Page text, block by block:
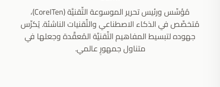
مُؤسِّس ورئيس تحرير الموسوعة التِّقنيَّة (CoreITen)،
مُتخصِّص في الذكاء الاصطناعي والتِّقنيات الناشئة. يُكرِّس
جهوده لتبسيط المفاهيم التِّقنيَّة المُعقَّدة وجعلها في
متناول جمهورٍ عالمي.